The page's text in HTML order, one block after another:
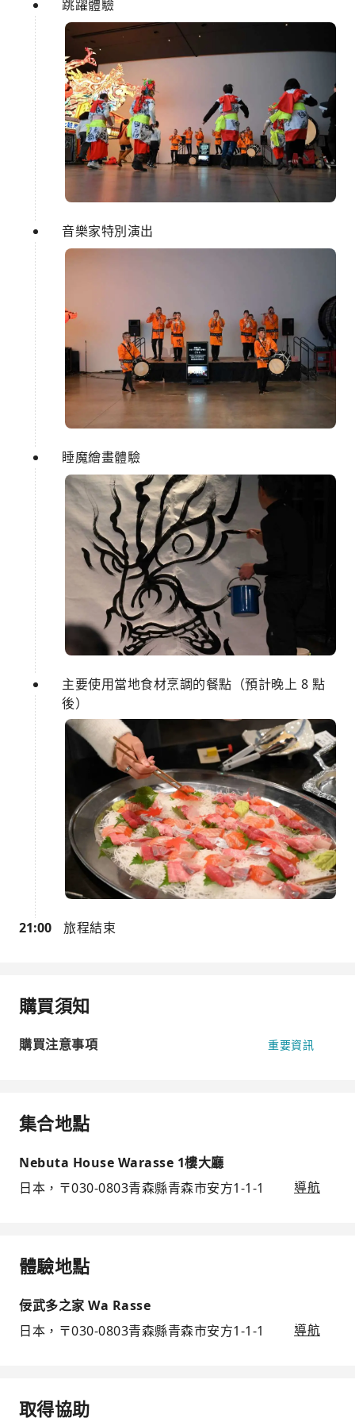
跳躍體驗
音樂家特別演出
睡魔繪畫體驗
主要使用當地食材烹調的餐點（預計晚上 8 點
後）
21:00 旅程結束
購買須知
購買注意事項 重要資訊
集合地點
Nebuta House Warasse 1樓大廳
日本，〒030-0803青森縣青森市安方1-1-1
導航
體驗地點
佞武多之家 Wa Rasse
日本，〒030-0803青森縣青森市安方1-1-1
導航
取得協助